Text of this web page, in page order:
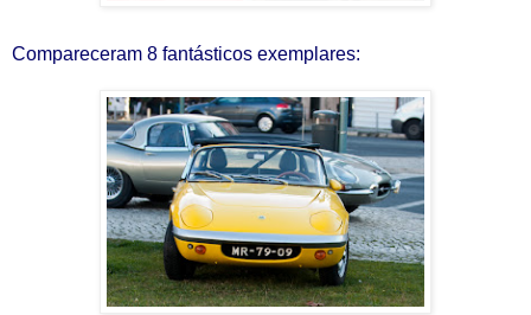
Compareceram 8 fantásticos exemplares: